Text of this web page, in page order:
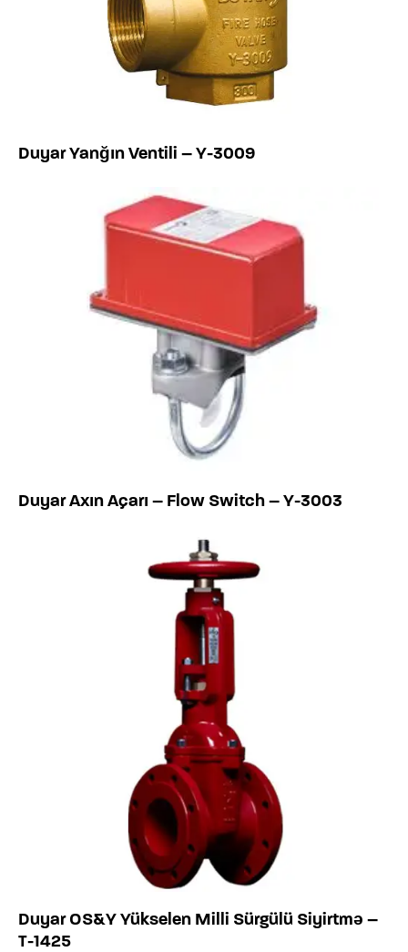
Duyar Yanğın Ventili – Y-3009
Duyar Axın Açarı – Flow Switch – Y-3003
Duyar OS&Y Yükselen Milli Sürgülü Siyirtmə –
T-1425